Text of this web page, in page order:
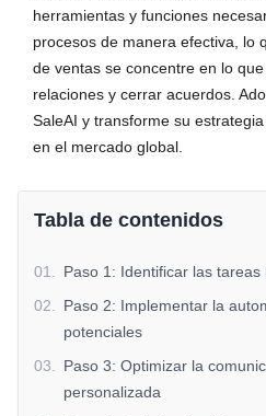
herramientas y funciones
procesos de manera efectiva, lo
de ventas se concentre en lo
relaciones y cerrar acuerdos.
SaleAI y transforme su
en el mercado global.
Tabla de contenidos
01
Paso 1: Identificar las tareas
02
Paso 2: Implementar la
potenciales
03
Paso 3: Optimizar la
personalizada